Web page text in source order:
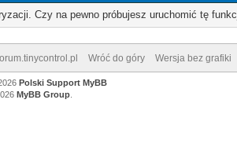
Czy na pewno próbujesz uruchomić tę
Wróć do góry Wersja bez grafiki
Polski Support MyBB
MyBB Group